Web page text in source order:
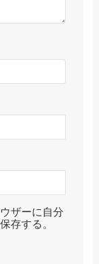
ザーに自分
存する。